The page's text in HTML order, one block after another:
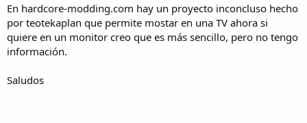
En hardcore-modding.com hay un proyecto inconcluso hecho
por teotekaplan que permite mostar en una TV ahora si
quiere en un monitor creo que es más sencillo, pero no tengo
información.
Saludos